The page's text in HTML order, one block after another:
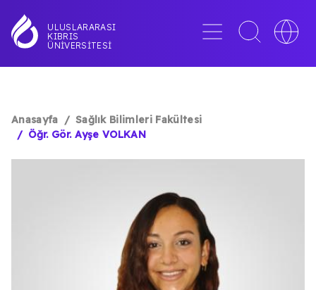
içeriğe
atla
ULUSLARARASI
KIBRIS
ÜNIVERSITESI
Menü
Toggle
search
Toggle
SAYFA
YOLU
Anasayfa
Sağlık Bilimleri Fakültesi
Öğr. Gör. Ayşe VOLKAN